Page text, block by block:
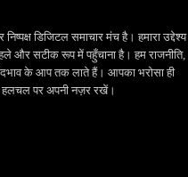
डिजिटल समाचार मंच है। हमारा उद्देश्य
और सटीक रूप में पहुँचाना है। हम राजनीति,
के आप तक लाते हैं। आपका भरोसा ही
पर अपनी नज़र रखें।